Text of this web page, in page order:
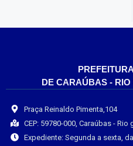
DE CARAÚBAS -
Praça Reinaldo Pimenta,104
CEP: 59780-000, Caraúbas -
Expediente: Segunda a sexta,